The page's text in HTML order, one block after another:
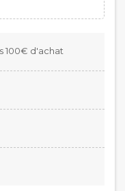
100€ d'achat